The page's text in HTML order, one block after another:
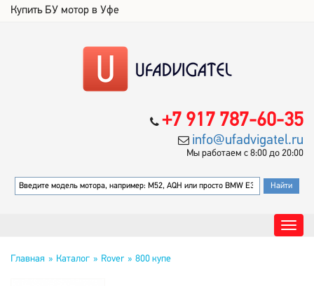
Купить БУ мотор в Уфе
+7 917 787-60-35
info@ufadvigatel.ru
Мы работаем с 8:00 до 20:00
Главная Каталог Rover 800 купе